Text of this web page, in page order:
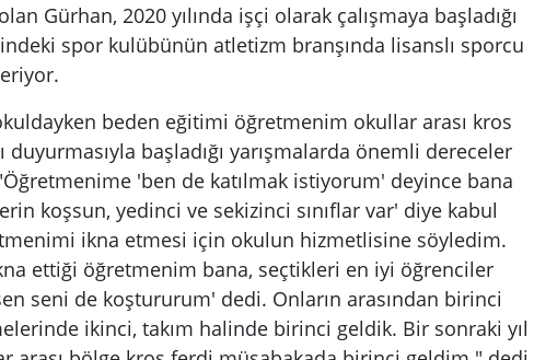
Gürhan, 2020 yılında işçi olarak çalışmaya başladığı
spor kulübünün atletizm branşında lisanslı sporcu
beden eğitimi öğretmenim okullar arası kros
duyurmasıyla başladığı yarışmalarda önemli dereceler
'ben de katılmak istiyorum' deyince bana
koşsun, yedinci ve sekizinci sınıflar var' diye kabul
ikna etmesi için okulun hizmetlisine söyledim.
ettiği öğretmenim bana, seçtikleri en iyi öğrenciler
seni de koştururum' dedi. Onların arasından birinci
ikinci, takım halinde birinci geldik. Bir sonraki yıl